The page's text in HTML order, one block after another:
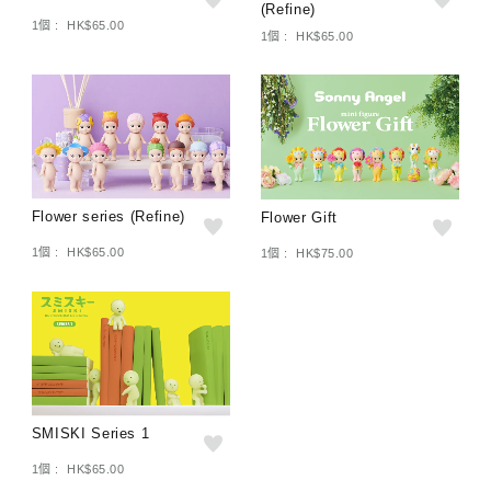
1個 : HK$65.00
(Refine)
1個 : HK$65.00
Flower series (Refine)
1個 : HK$65.00
Flower Gift
1個 : HK$75.00
SMISKI Series 1
1個 : HK$65.00